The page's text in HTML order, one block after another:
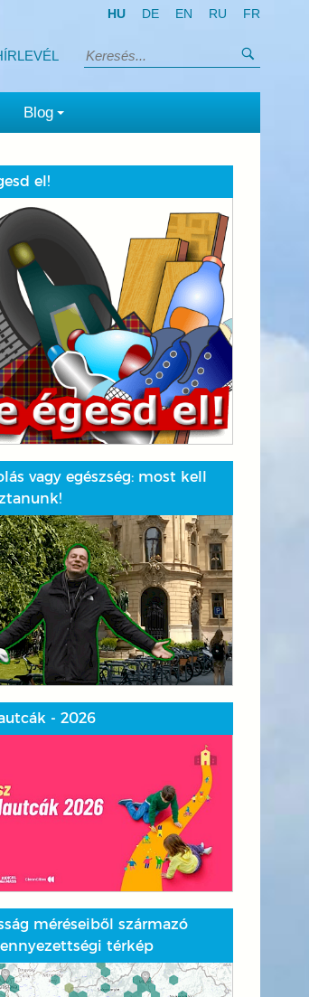
HU DE EN RU FR
Keresés:
Blog
el!
vagy egészség: most kell
- 2026
méréseiből származó
térkép